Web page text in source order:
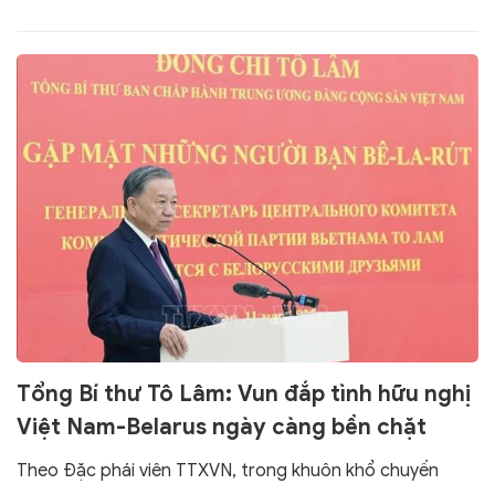
Tổng Bí thư Tô Lâm: Vun đắp tình hữu nghị
Việt Nam-Belarus ngày càng bền chặt
Theo Đặc phái viên TTXVN, trong khuôn khổ chuyến